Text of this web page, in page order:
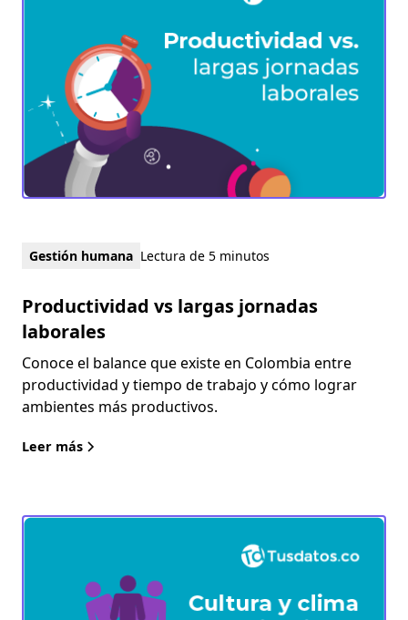
Gestión humana Lectura de 5 minutos
Productividad vs largas jornadas
laborales
Conoce el balance que existe en Colombia entre
productividad y tiempo de trabajo y cómo lograr
ambientes más productivos.
Leer más